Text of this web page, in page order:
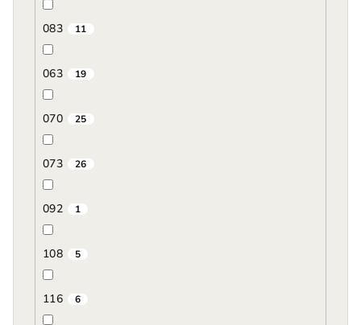
083 11
063 19
070 25
073 26
092 1
108 5
116 6